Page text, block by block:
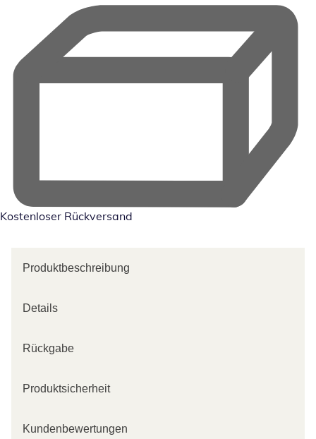
Kostenloser Rückversand
Produktbeschreibung
Details
Rückgabe
Produktsicherheit
Kundenbewertungen